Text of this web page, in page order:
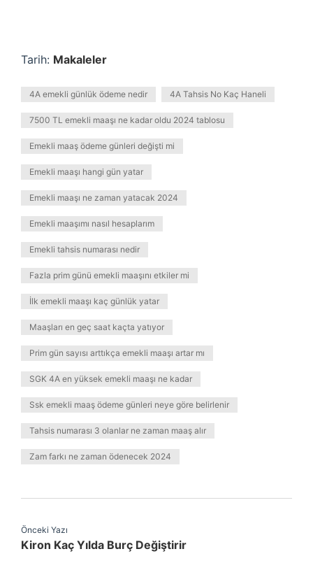
Tarih: Makaleler
4A emekli günlük ödeme nedir 4A Tahsis No Kaç Haneli
7500 TL emekli maaşı ne kadar oldu 2024 tablosu
Emekli maaş ödeme günleri değişti mi
Emekli maaşı hangi gün yatar
Emekli maaşı ne zaman yatacak 2024
Emekli maaşımı nasıl hesaplarım
Emekli tahsis numarası nedir
Fazla prim günü emekli maaşını etkiler mi
İlk emekli maaşı kaç günlük yatar
Maaşları en geç saat kaçta yatıyor
Prim gün sayısı arttıkça emekli maaşı artar mı
SGK 4A en yüksek emekli maaşı ne kadar
Ssk emekli maaş ödeme günleri neye göre belirlenir
Tahsis numarası 3 olanlar ne zaman maaş alır
Zam farkı ne zaman ödenecek 2024
Önceki Yazı
Kiron Kaç Yılda Burç Değiştirir